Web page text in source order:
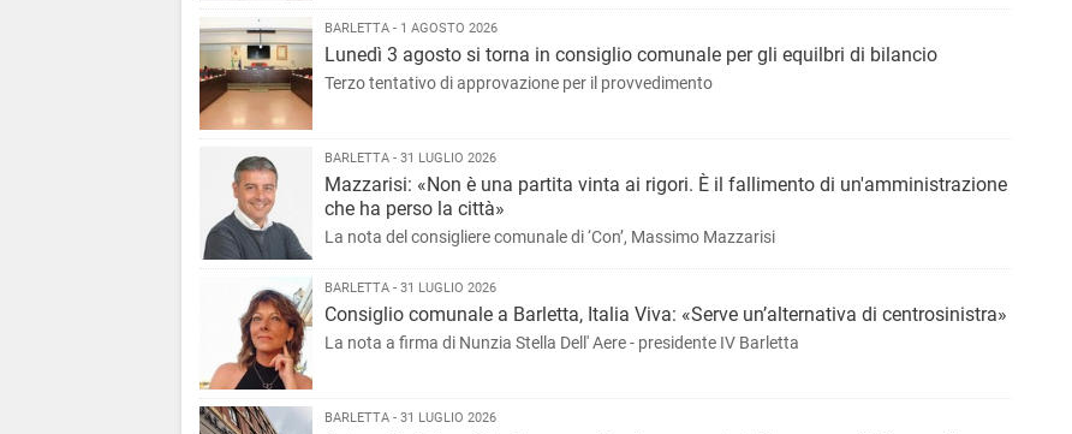
BARLETTA - 1 AGOSTO 2026
Lunedì 3 agosto si torna in consiglio comunale per gli equilbri di bilancio
Terzo tentativo di approvazione per il provvedimento
BARLETTA - 31 LUGLIO 2026
Mazzarisi: «Non è una partita vinta ai rigori. È il fallimento di un'amministrazione
che ha perso la città»
La nota del consigliere comunale di ‘Con’, Massimo Mazzarisi
BARLETTA - 31 LUGLIO 2026
Consiglio comunale a Barletta, Italia Viva: «Serve un’alternativa di centrosinistra»
La nota a firma di Nunzia Stella Dell' Aere - presidente IV Barletta
BARLETTA - 31 LUGLIO 2026